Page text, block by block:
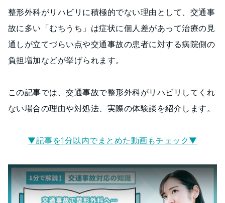
整形外科がリハビリに積極的でない理由として、交通事
故に多い「むちうち」は症状に個人差があって治療の見
通しが立てづらい点や交通事故の患者に対する病院側の
負担増加などが挙げられます。
この記事では、交通事故で整形外科がリハビリしてくれ
ない場合の理由や対処法、実際の体験談を紹介します。
▼記事を1分以内でまとめた動画もチェック▼